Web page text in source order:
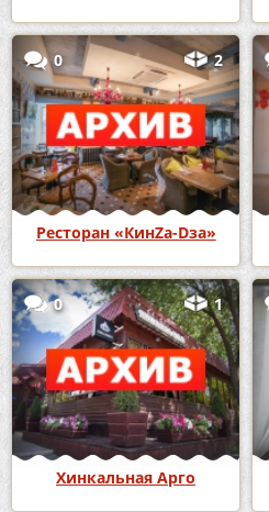
0 2
Ресторан «КинZа-Dза»
0 1
Хинкальная Арго